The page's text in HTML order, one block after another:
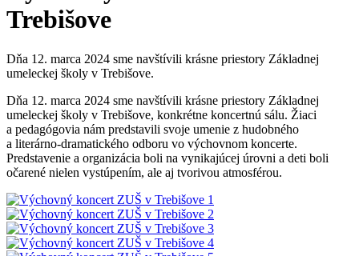
Trebišove
Dňa 12. marca 2024 sme navštívili krásne priestory Základnej
umeleckej školy v Trebišove.
Dňa 12. marca 2024 sme navštívili krásne priestory Základnej
umeleckej školy v Trebišove, konkrétne koncertnú sálu. Žiaci
a pedagógovia nám predstavili svoje umenie z hudobného
a literárno-dramatického odboru vo výchovnom koncerte.
Predstavenie a organizácia boli na vynikajúcej úrovni a deti boli
očarené nielen vystúpením, ale aj tvorivou atmosférou.